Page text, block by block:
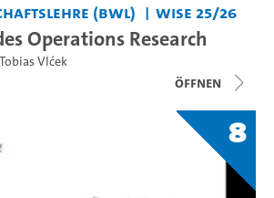
(BWL) WiSe 25/26
Operations Research
Tobias Vlćek
Öffnen
8